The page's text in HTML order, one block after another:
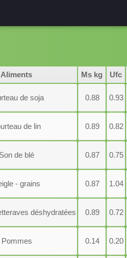
Aliments Ms kg Ufc
de soja 0.88 0.93
de lin 0.89 0.82
Son de blé 0.87 0.75
- grains 0.87 1.04
déshydratées 0.89 0.72
Pommes 0.14 0.20